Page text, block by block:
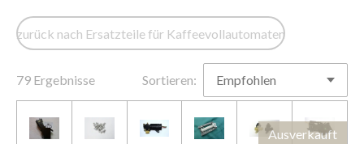
zurück nach Ersatzteile für Kaffeevollautomaten
79 Ergebnisse Sortieren:
Ausverkauft